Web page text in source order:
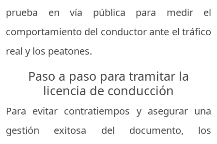
prueba en vía pública para medir el
comportamiento del conductor ante el tráfico
real y los peatones.
Paso a paso para tramitar la
licencia de conducción
Para evitar contratiempos y asegurar una
gestión exitosa del documento, los